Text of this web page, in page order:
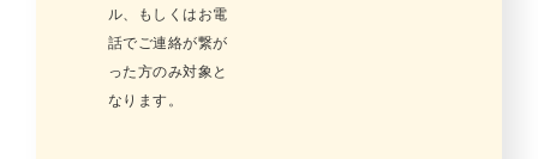
ル、もしくはお電
話でご連絡が繋が
った方のみ対象と
なります。